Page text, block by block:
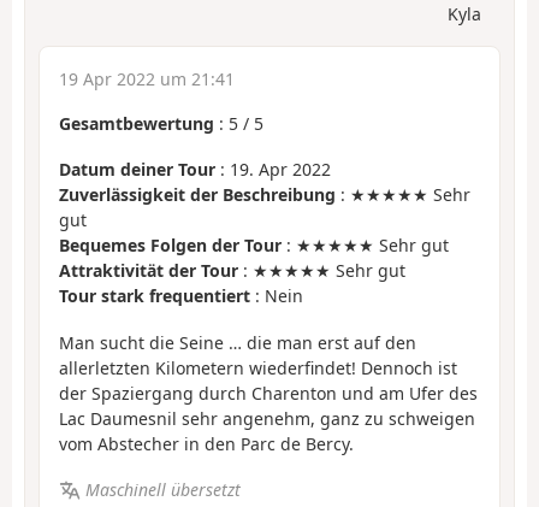
Kyla
19 Apr 2022 um 21:41
Gesamtbewertung : 5 / 5
Datum deiner Tour : 19. Apr 2022
Zuverlässigkeit der Beschreibung : ★★★★★ Sehr
gut
Bequemes Folgen der Tour : ★★★★★ Sehr gut
Attraktivität der Tour : ★★★★★ Sehr gut
Tour stark frequentiert : Nein
Man sucht die Seine … die man erst auf den
allerletzten Kilometern wiederfindet! Dennoch ist
der Spaziergang durch Charenton und am Ufer des
Lac Daumesnil sehr angenehm, ganz zu schweigen
vom Abstecher in den Parc de Bercy.
Maschinell übersetzt